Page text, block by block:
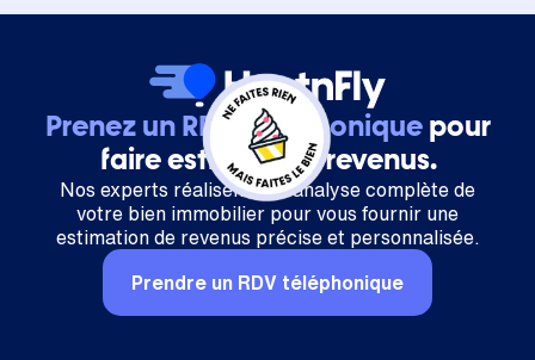
Prenez un RDV téléphoniquepour
faire estimer vos revenus.
Nos experts réalisent une analyse complète de
votre bien immobilier pour vous fournir une
estimation de revenus précise et personnalisée.
Prendre un RDV téléphonique